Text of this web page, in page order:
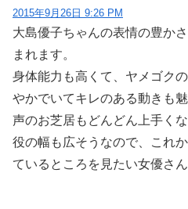
2015年9月26日 9:26 PM
大島優子ちゃんの表情の豊か
まれます。
身体能力も高くて、ヤメゴク
やかでいてキレのある動きも魅
声のお芝居もどんどん上手く
役の幅も広そうなので、これ
ているところを見たい女優さん